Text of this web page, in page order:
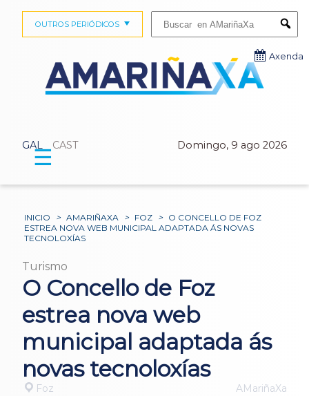
GAL CAST Domingo, 9 ago 2026
OUTROS PERIÓDICOS
Axenda
☰
INICIO > AMARIÑAXA > FOZ > O CONCELLO DE FOZ
ESTREA NOVA WEB MUNICIPAL ADAPTADA ÁS NOVAS
TECNOLOXÍAS
Turismo
O Concello de Foz
estrea nova web
municipal adaptada ás
novas tecnoloxías
Foz AMariñaXa